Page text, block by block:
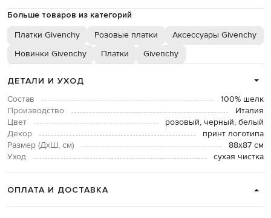
Больше товаров из категорий
Платки Givenchy Розовые платки
Аксессуары Givenchy
Новинки Givenchy
Платки Givenchy
ДЕТАЛИ И УХОД
Состав
100% шелк
Производство
Италия
Цвет
розовый, черный, белый
Декор
принт логотипа
Размер (ДхШ, см)
88х87 см
Уход
сухая чистка
ОПЛАТА И ДОСТАВКА